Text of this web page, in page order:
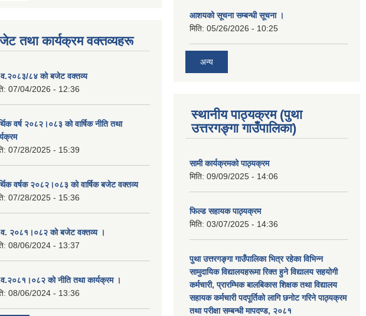
तथा कार्यक्रम वक्तव्यहरू
८४ को बजेट वक्तव्य
07/04/2026 - 12:36
वर्ष २०८२।०८३ को वार्षिक नीति तथा
07/28/2025 - 15:39
वर्षक २०८२।०८३ को वार्षिक बजेट वक्तव्य
07/28/2025 - 15:36
२०८१।०८२ को बजेट वक्तव्य ।
08/06/2024 - 13:37
को नीति तथा कार्यक्रम ।
08/06/2024 - 13:36
आशयको सूचना सम्बन्धी सूचना ।
मिति: 05/26/2026 - 10:25
अन्य
स्थानीय पाठ्यक्रम (पुथा
उत्तरगङ्गा गाउँपालिका)
सामी कार्यक्रमको पाठ्यक्रम
मिति: 09/09/2025 - 14:06
फिल्ड सहायक पाठ्यक्रम
मिति: 03/07/2025 - 14:36
पुथा उत्तरगङ्गा गाउँपालिका भित्र रहेका विभिन्न
सामुदायिक विद्यालयहरूमा रिक्त हुने विद्यालय सहयोगी
कर्मचारी, प्रारम्भिक बालबिकास शिक्षक तथा विद्यालय
सहायक कर्मचारी पदपूर्तिको लागि छनोट गरिने पाठ्यक्रम
तथा परीक्षा सम्बन्धी मापदण्ड, २०८१